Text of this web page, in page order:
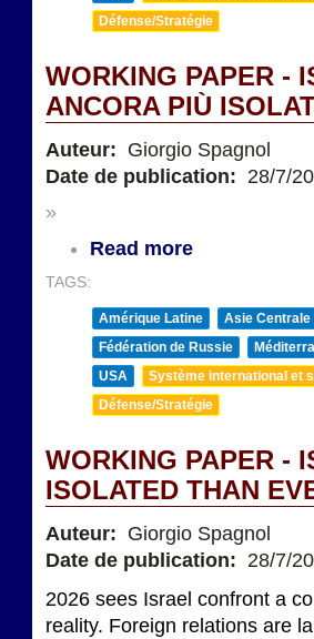
Défense/Stratégie
WORKING PAPER -
ANCORA PIÙ
Auteur: Giorgio Spagnol
Date de publication: 28/7/
»
Read more
TAGS:
Amérique Latine
Asie Centrale
Fédération de Russie
USA
Système international et
Défense/Stratégie
WORKING PAPER -
ISOLATED THAN
Auteur: Giorgio Spagnol
Date de publication: 28/7/
2026 sees Israel confront a
reality. Foreign relations are